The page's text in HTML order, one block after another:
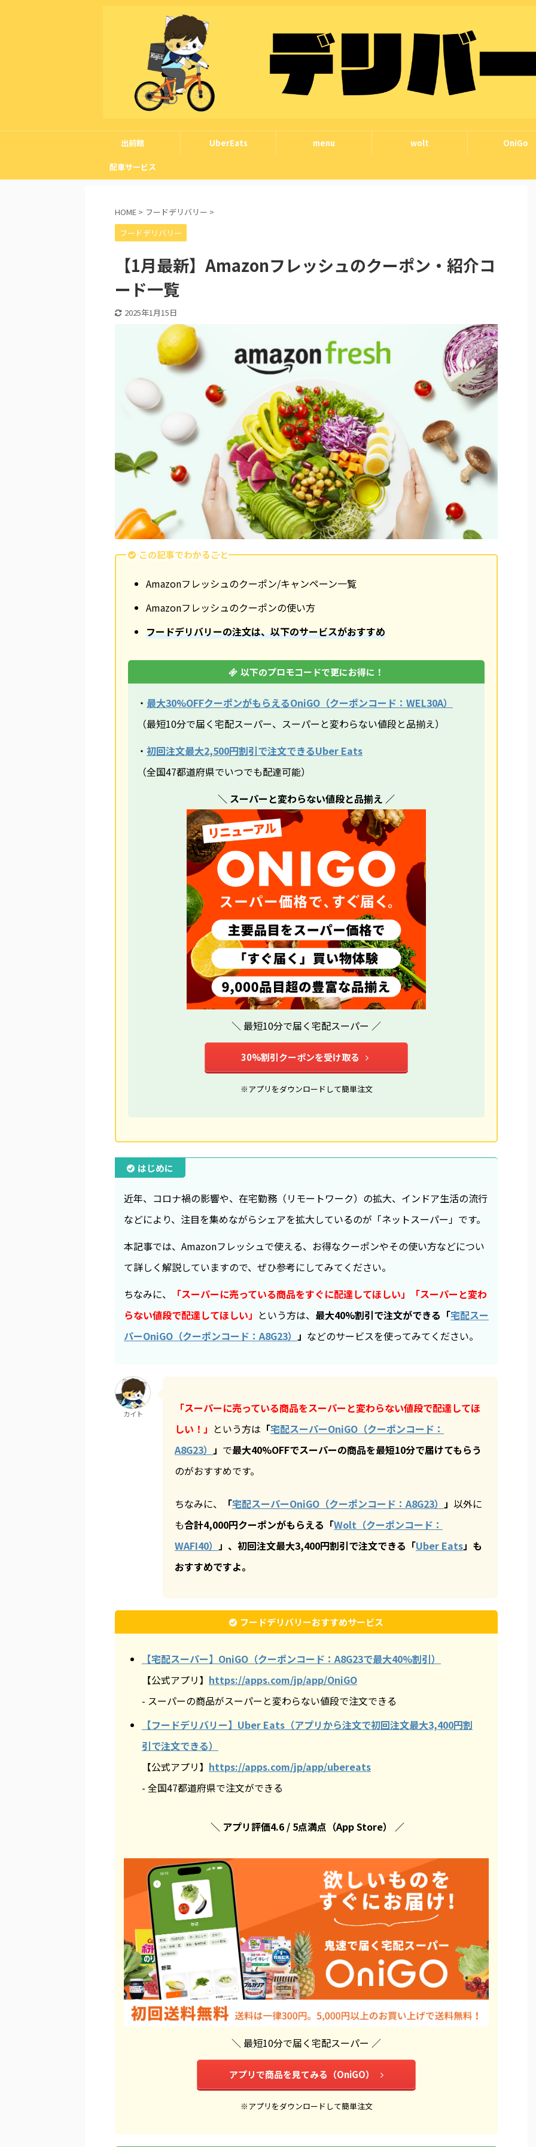
出前館 UberEats menu wolt OniGo
配車サービス
HOME > フードデリバリー >
フードデリバリー
【1月最新】Amazonフレッシュのクーポン・紹介コ
ード一覧
2025年1月15日
この記事でわかること
Amazonフレッシュのクーポン/キャンペーン一覧
Amazonフレッシュのクーポンの使い方
フードデリバリーの注文は、以下のサービスがおすすめ
以下のプロモコードで更にお得に！
・ 最大30%OFFクーポンがもらえるOniGO（クーポンコード：WEL30A）
（最短10分で届く宅配スーパー、スーパーと変わらない値段と品揃え）
・ 初回注文最大2,500円割引で注文できるUber Eats
（全国47都道府県でいつでも配達可能）
＼ スーパーと変わらない値段と品揃え ／
＼ 最短10分で届く宅配スーパー ／
30%割引クーポンを受け取る
※アプリをダウンロードして簡単注文
はじめに
近年、コロナ禍の影響や、在宅勤務（リモートワーク）の拡大、インドア生活の流行
などにより、注目を集めながらシェアを拡大しているのが「ネットスーパー」です。
本記事では、Amazonフレッシュで使える、お得なクーポンやその使い方などについ
て詳しく解説していますので、ぜひ参考にしてみてください。
ちなみに、
「スーパーに売っている商品をすぐに配達してほしい」「スーパーと変わ
らない値段で配達してほしい」 という方は、 最大40%割引で注文ができる「宅配スー
パーOniGO（クーポンコード：A8G23） 」 などのサービスを使ってみてください。
カイト
「スーパーに売っている商品をスーパーと変わらない値段で配達してほ
しい！」 という方は 「宅配スーパーOniGO（クーポンコード：
A8G23） 」 で最大40%OFFでスーパーの商品を最短10分で届けてもらう
のがおすすめです。
ちなみに、 「宅配スーパーOniGO（クーポンコード：A8G23） 」 以外に
も合計4,000円クーポンがもらえる 「Wolt（クーポンコード：
WAFI40） 」 、 初回注文最大3,400円割引で注文できる 「Uber Eats」 も
おすすめですよ。
フードデリバリーおすすめサービス
【宅配スーパー】OniGO（クーポンコード：A8G23で最大40%割引）
【公式アプリ】 https://apps.com/jp/app/OniGO
- スーパーの商品がスーパーと変わらない値段で注文できる
【フードデリバリー】Uber Eats（アプリから注文で初回注文最大3,400円割
引で注文できる）
【公式アプリ】 https://apps.com/jp/app/ubereats
- 全国47都道府県で注文ができる
＼ アプリ評価4.6 / 5点満点（App Store） ／
＼ 最短10分で届く宅配スーパー ／
アプリで商品を見てみる（OniGO）
※アプリをダウンロードして簡単注文